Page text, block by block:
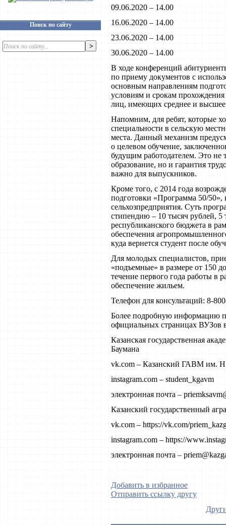
Поиск по сайту
09.06.2020 – 14.00
16.06.2020 – 14.00
23.06.2020 – 14.00
30.06.2020 – 14.00
В ходе конференций
по приему документов с
основным направлениям
условиям и срокам
лиц, имеющих среднее и высшее
Напомним, для ребят, которые
специальности в сельскую
места. Данный механизм
о целевом обучение,
будущим работодателем. Это не
образование, но и гарантия
важно для выпускников.
Кроме того, с 2014 года
подготовки «Программа 50/50»,
сельхозпредприятия. Суть
стипендию – 10 тысяч рублей, 5
республиканского бюджета в
обеспечения
куда вернется студент после
Для молодых специалистов,
«подъемные» в размере от 150
течение первого года работы в
обеспечение жильем.
Телефон для консультаций: 8-
Более подробную информацию
официальных страницах ВУЗов
Казанская государственная
Баумана
vk.com – Казанский ГАВМ им.
instagram.com – student_kgavm
электронная почта –
Казанский государственный
vk.com – https://vk.com/
instagram.com – https://
электронная почта –
Добавить в избранное
Отправить ссылку другу